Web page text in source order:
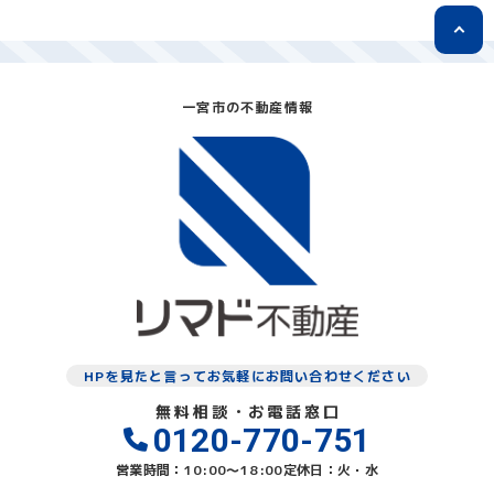
一宮市の不動産情報
HPを見たと言ってお気軽にお問い合わせください
無料相談・お電話窓口
0120-770-751
営業時間：10:00〜18:00定休日：火・水